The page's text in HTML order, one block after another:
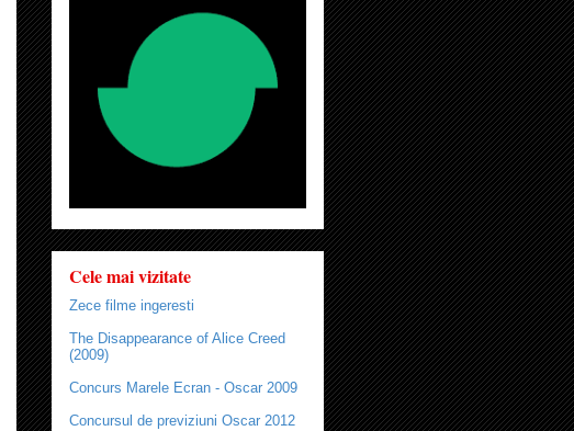
Cele mai vizitate
Zece filme ingeresti
The Disappearance of Alice Creed
(2009)
Concurs Marele Ecran - Oscar 2009
Concursul de previziuni Oscar 2012